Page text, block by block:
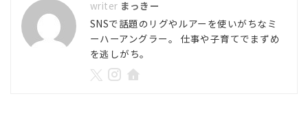
まっきー
SNSで話題のリグやルアーを使いがちなミ
ーハーアングラー。 仕事や子育てでまずめ
を逃しがち。